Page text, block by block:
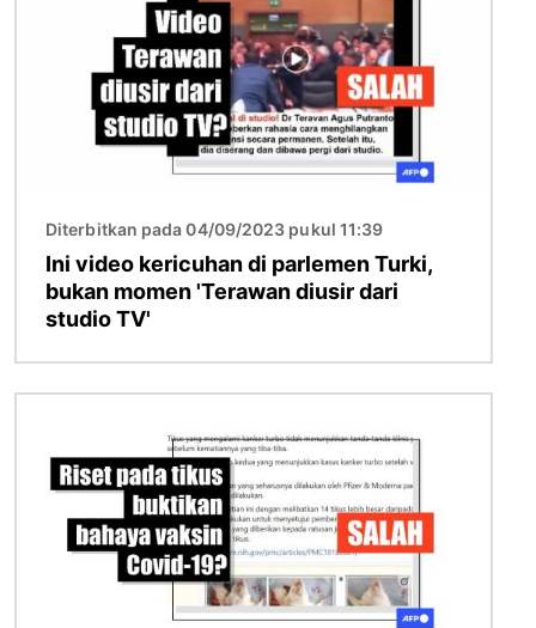
Diterbitkan pada 04/09/2023 pukul 11:39
Ini video kericuhan di parlemen Turki,
bukan momen 'Terawan diusir dari
studio TV'